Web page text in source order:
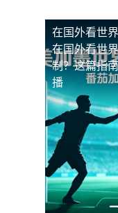
在国外看世
在国外看世
制？这篇指
播